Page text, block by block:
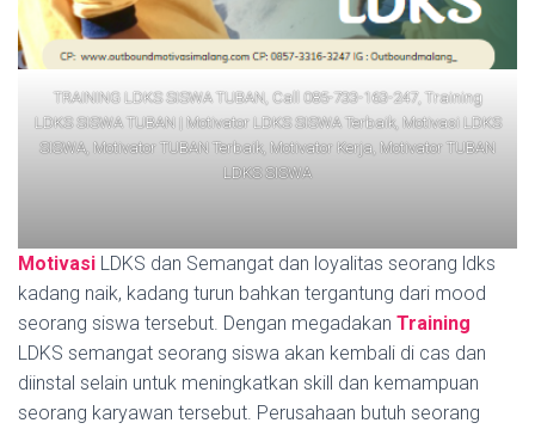
TRAINING LDKS SISWA TUBAN, Call 085-733-163-247, Training
LDKS SISWA TUBAN | Motivator LDKS SISWA Terbaik, Motivasi LDKS
SISWA, Motivator TUBAN Terbaik, Motivator Kerja, Motivator TUBAN
LDKS SISWA
Motivasi LDKS dan Semangat dan loyalitas seorang ldks
kadang naik, kadang turun bahkan tergantung dari mood
seorang siswa tersebut. Dengan megadakan Training
LDKS semangat seorang siswa akan kembali di cas dan
diinstal selain untuk meningkatkan skill dan kemampuan
seorang karyawan tersebut. Perusahaan butuh seorang